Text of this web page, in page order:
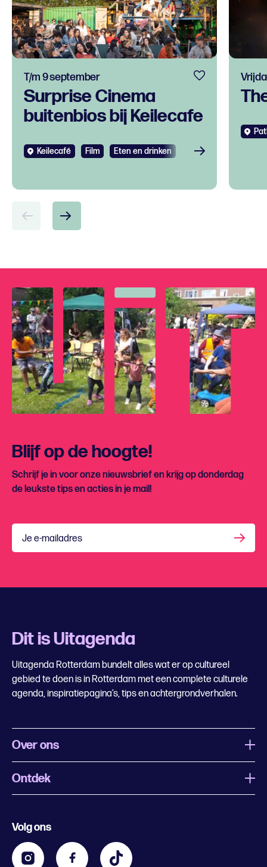
Surprise Cinema
buitenbios bij Keilecafe
T/m 9 september
Keilecafé Film Eten en drinken
Blijf op de hoogte!
Schrijf je in voor onze nieuwsbrief en krijg op donderdag
de leukste tips en acties in je mail!
Je e-mailadres
Dit is Uitagenda
Uitagenda Rotterdam bundelt alles wat er op cultureel
gebied te doen is in Rotterdam met een complete culturele
agenda, inspiratiepagina’s, tips en achtergrondverhalen.
Over ons
Wat is Uitagenda Rotterdam
Contact
Zakelijk
Ontdek
Kids
Volg ons